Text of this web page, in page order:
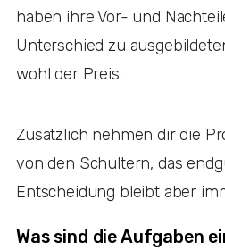
haben ihre Vor- und
Unterschied zu
wohl der Preis.
Zusätzlich nehmen dir die
von den Schultern, das
Entscheidung bleibt aber
Was sind die Aufgaben